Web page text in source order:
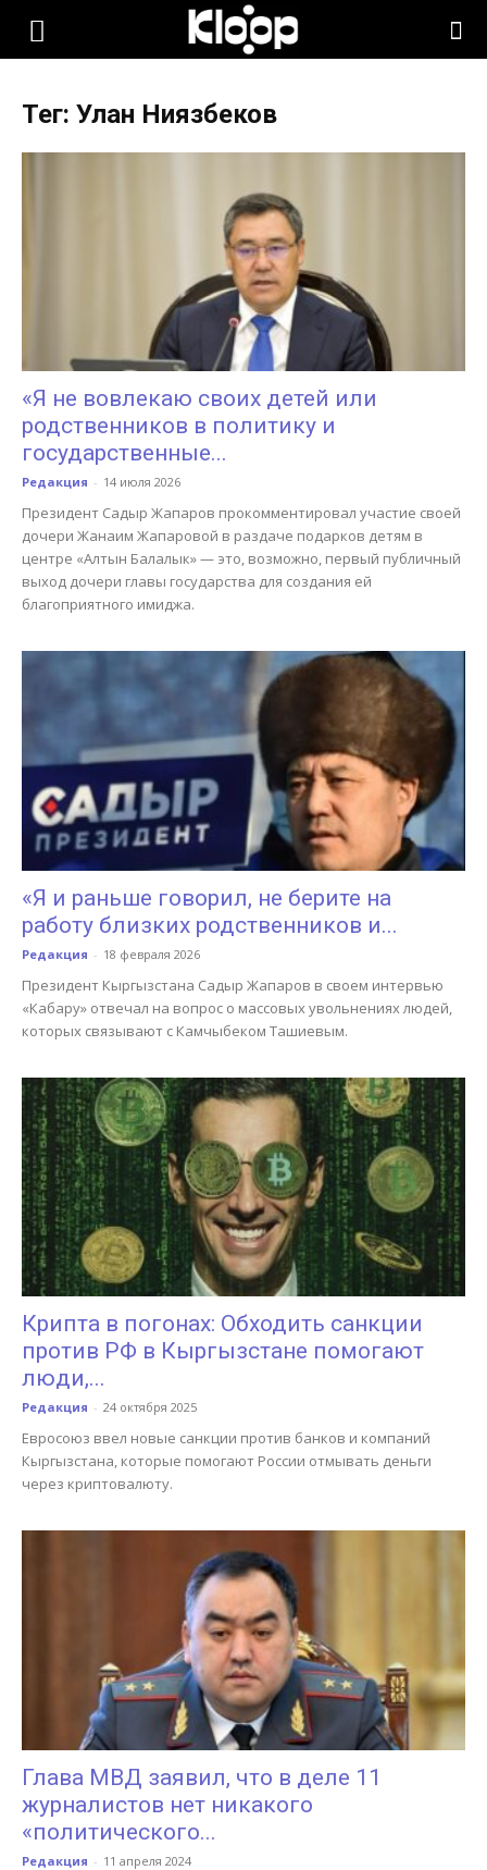
KLOOP.KG
Тег: Улан Ниязбеков
«Я не вовлекаю своих детей или
родственников в политику и
государственные...
Редакция - 14 июля 2026
Президент Садыр Жапаров прокомментировал участие своей
дочери Жанаим Жапаровой в раздаче подарков детям в
центре «Алтын Балалык» — это, возможно, первый публичный
выход дочери главы государства для создания ей
благоприятного имиджа.
«Я и раньше говорил, не берите на
работу близких родственников и...
Редакция - 18 февраля 2026
Президент Кыргызстана Садыр Жапаров в своем интервью
«Кабару» отвечал на вопрос о массовых увольнениях людей,
которых связывают с Камчыбеком Ташиевым.
Крипта в погонах: Обходить санкции
против РФ в Кыргызстане помогают
люди,...
Редакция - 24 октября 2025
Евросоюз ввел новые санкции против банков и компаний
Кыргызстана, которые помогают России отмывать деньги
через криптовалюту.
Глава МВД заявил, что в деле 11
журналистов нет никакого
«политического...
Редакция - 11 апреля 2024